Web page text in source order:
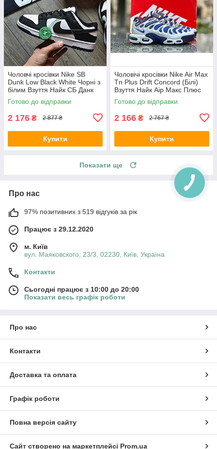
Чоловчі кросівки Nike SB
Dunk Low Black White Чорні з
білим Взуття Найк СБ Данк
Лоу текстиль шкіра демісезон
Готово до відправки
2 176 ₴ 2 877 ₴
Купити
Чоловічі кросівки Nike Air Max
Tn Plus Drift Concord (Білі)
Взуття Найк Аір Макс Плюс
текстиль шкіра демісезон
Готово до відправки
2 166 ₴ 2 767 ₴
Купити
Показати ще
Про нас
97% позитивних з 519 відгуків за рік
Працює з 29.12.2020
м. Київ
вул. Маяковского, 23/3, 02230, Київ, Україна
Контакти
Сьогодні працює з 10:00 до 20:00
Показати весь графік роботи
Про нас
Контакти
Доставка та оплата
Графік роботи
Повна версія сайту
Сайт створено на маркетплейсі Prom.ua